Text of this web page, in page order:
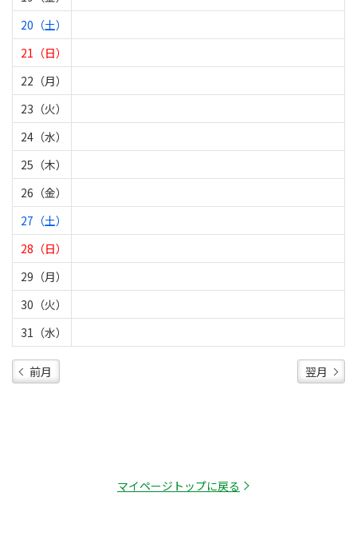
20（土）
21（日）
22（月）
23（火）
24（水）
25（木）
26（金）
27（土）
28（日）
29（月）
30（火）
31（水）
前月 翌月
マイページトップに戻る